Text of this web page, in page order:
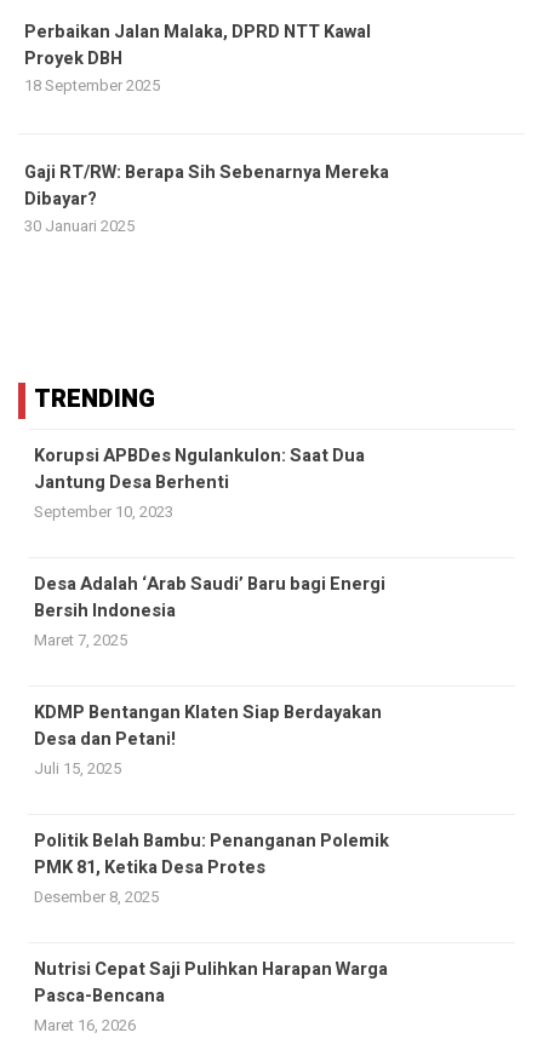
Perbaikan Jalan Malaka, DPRD NTT Kawal
Proyek DBH
18 September 2025
Gaji RT/RW: Berapa Sih Sebenarnya Mereka
Dibayar?
30 Januari 2025
TRENDING
Korupsi APBDes Ngulankulon: Saat Dua
Jantung Desa Berhenti
September 10, 2023
Desa Adalah ‘Arab Saudi’ Baru bagi Energi
Bersih Indonesia
Maret 7, 2025
KDMP Bentangan Klaten Siap Berdayakan
Desa dan Petani!
Juli 15, 2025
Politik Belah Bambu: Penanganan Polemik
PMK 81, Ketika Desa Protes
Desember 8, 2025
Nutrisi Cepat Saji Pulihkan Harapan Warga
Pasca-Bencana
Maret 16, 2026